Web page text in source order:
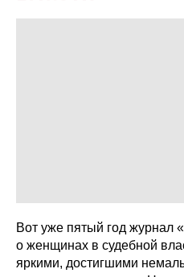
Вот уже пятый год журнал
о женщинах в судебной
яркими, достигшими